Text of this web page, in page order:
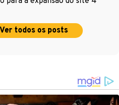
Ver todos os posts